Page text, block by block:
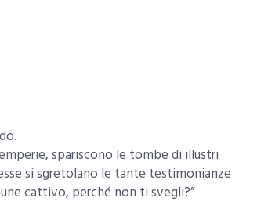
spariscono le tombe di illustri
si sgretolano le tante testimonianze
cattivo, perché non ti svegli?”